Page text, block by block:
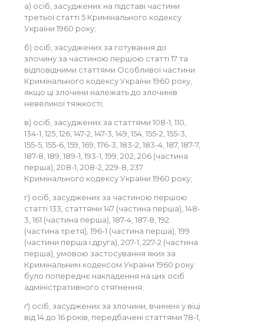
а) осіб, засуджених на підставі частини
третьої статті 5 Кримінального кодексу
України 1960 року;
б) осіб, засуджених за готування до
злочину за частиною першою статті 17 та
відповідними статтями Особливої частини
Кримінального кодексу України 1960 року,
якщо ці злочини належать до злочинів
невеликої тяжкості;
в) осіб, засуджених за статтями 108-1, 110,
134-1, 125, 126, 147-2, 147-3, 149, 154, 155-2, 155-3,
155-5, 155-6, 159, 169, 176-3, 183-2, 183-4, 187, 187-7,
187-8, 189, 189-1, 193-1, 199, 202, 206 (частина
перша), 208-1, 208-2, 229-8, 237
Кримінального кодексу України 1960 року;
г) осіб, засуджених за частиною першою
статті 133, статтями 147 (частина перша), 148-
3, 161 (частина перша), 187-4, 187-8, 192
(частина третя), 196-1 (частина перша), 199
(частини перша і друга), 207-1, 227-2 (частина
перша), умовою застосування яких за
Кримінальним кодексом України 1960 року
було попереднє накладення на цих осіб
адміністративного стягнення;
ґ) осіб, засуджених за злочини, вчинені у віці
від 14 до 16 років, передбачені статтями 78-1,